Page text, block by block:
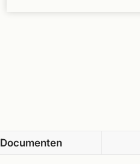
Documenten